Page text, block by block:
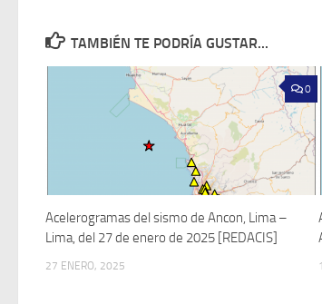
TAMBIÉN TE PODRÍA GUSTAR...
0
Acelerogramas del sismo de Ancon, Lima –
Lima, del 27 de enero de 2025 [REDACIS]
27 ENERO, 2025